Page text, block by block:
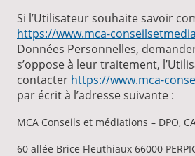
Si l’Utilisateur souhaite savoir
https://www.mca-
Données Personnelles,
s’oppose à leur traitement,
contacter https://www.mca-
par écrit à l’adresse suivante :
MCA Conseils et médiations – DPO,
60 allée Brice Fleuthiaux 66000